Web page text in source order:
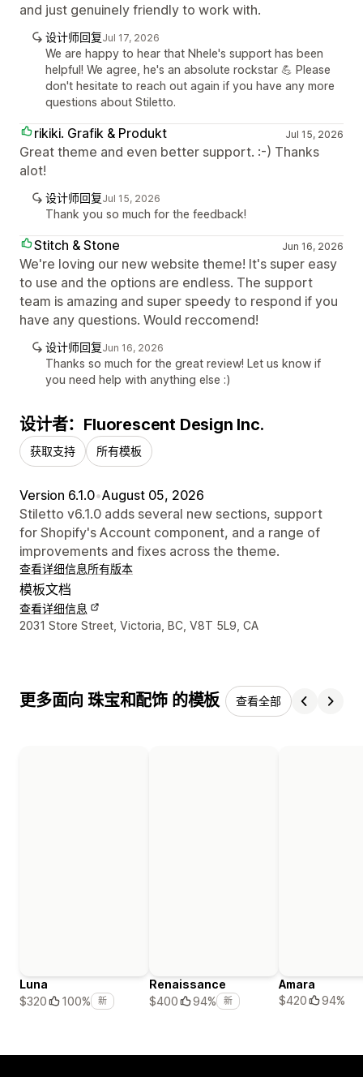
and just genuinely friendly to work with.
设计师回复Jul 17, 2026
We are happy to hear that Nhele's support has been
helpful! We agree, he's an absolute rockstar 💪 Please
don't hesitate to reach out again if you have any more
questions about Stiletto.
rikiki. Grafik & Produkt Jul 15, 2026
Great theme and even better support. :-) Thanks
alot!
设计师回复Jul 15, 2026
Thank you so much for the feedback!
Stitch & Stone Jun 16, 2026
We're loving our new website theme! It's super easy
to use and the options are endless. The support
team is amazing and super speedy to respond if you
have any questions. Would reccomend!
设计师回复Jun 16, 2026
Thanks so much for the great review! Let us know if
you need help with anything else :)
设计者：Fluorescent Design Inc.
获取支持 所有模板
Version 6.1.0•August 05, 2026
Stiletto v6.1.0 adds several new sections, support
for Shopify's Account component, and a range of
improvements and fixes across the theme.
查看详细信息所有版本
模板文档
查看详细信息
设计师联系方式
2031 Store Street, Victoria, BC, V8T 5L9, CA
更多面向 珠宝和配饰 的模板 查看全部
Luna
$320
100% 新
Renaissance
$400
94% 新
Amara
$420
94%